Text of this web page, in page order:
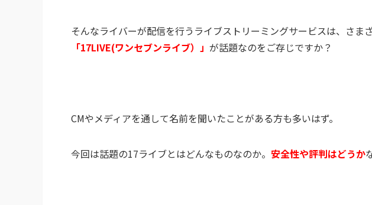
そんなライバーが配信を行うライブストリーミングサービスは、さま
「17LIVE(ワンセブンライブ）」 が話題なのをご存じですか？
CMやメディアを通して名前を聞いたことがある方も多いはず。
今回は話題の17ライブとはどんなものなのか。 安全性や評判はどうか